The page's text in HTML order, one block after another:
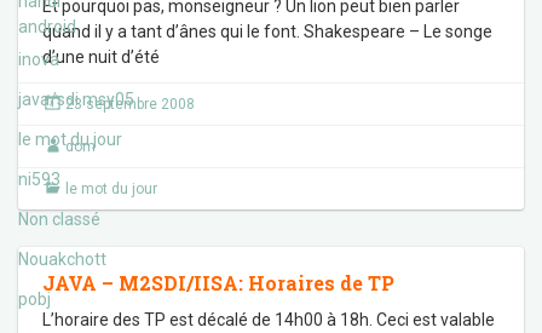
android
inova
java/sdi msy05
le mot du jour
ni593
Non classé
Nouakchott
pobj
Et pourquoi pas, monseigneur ? Un lion peut bien parler
quand il y a tant d’ânes qui le font. Shakespeare – Le songe
d’une nuit d’été
23 septembre 2008
dom
le mot du jour
JAVA – M2SDI/IISA: Horaires de TP
L’horaire des TP est décalé de 14h00 à 18h. Ceci est valable